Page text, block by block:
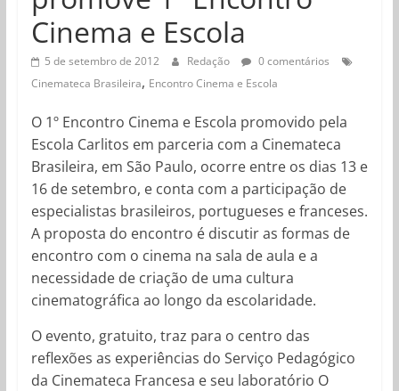
Cinema e Escola
5 de setembro de 2012 Redação
0 comentários
Cinemateca Brasileira, Encontro Cinema e Escola
O 1º Encontro Cinema e Escola promovido pela
Escola Carlitos em parceria com a Cinemateca
Brasileira, em São Paulo, ocorre entre os dias 13 e
16 de setembro, e conta com a participação de
especialistas brasileiros, portugueses e franceses.
A proposta do encontro é discutir as formas de
encontro com o cinema na sala de aula e a
necessidade de criação de uma cultura
cinematográfica ao longo da escolaridade.
O evento, gratuito, traz para o centro das
reflexões as experiências do Serviço Pedagógico
da Cinemateca Francesa e seu laboratório O